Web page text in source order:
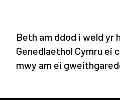
Beth am ddod i weld yr
Genedlaethol Cymru ei
mwy am ei